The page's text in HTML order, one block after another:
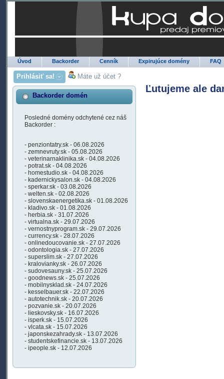
Úvod Backorder Cenník Expirujúce domény FAQ
Prihlásiť sa! Máte už účet ?
Backorder domén
Posledné domény odchytené cez náš
Backorder :
- penziontatry.sk - 06.08.2026
- zemnevruty.sk - 05.08.2026
- veterinarnaklinika.sk - 04.08.2026
- potrat.sk - 04.08.2026
- homestudio.sk - 04.08.2026
- kadernickysalon.sk - 04.08.2026
- sperkar.sk - 03.08.2026
- welten.sk - 02.08.2026
- slovenskaenergetika.sk - 01.08.2026
- kladivo.sk - 01.08.2026
- herbia.sk - 31.07.2026
- virtualna.sk - 29.07.2026
- vernostnyprogram.sk - 29.07.2026
- currency.sk - 28.07.2026
- onlinedoucovanie.sk - 27.07.2026
- odontologia.sk - 27.07.2026
- superslim.sk - 27.07.2026
- kralovianky.sk - 26.07.2026
- sudovesauny.sk - 25.07.2026
- goodnews.sk - 25.07.2026
- mobilnysklad.sk - 24.07.2026
- kesselbauer.sk - 22.07.2026
- autotechnik.sk - 20.07.2026
- pozvanie.sk - 20.07.2026
- lieskovsky.sk - 16.07.2026
- isperk.sk - 15.07.2026
- vlcata.sk - 15.07.2026
- japonskezahrady.sk - 13.07.2026
- studentskefinancie.sk - 13.07.2026
- ipeople.sk - 12.07.2026
Ľutujeme ale